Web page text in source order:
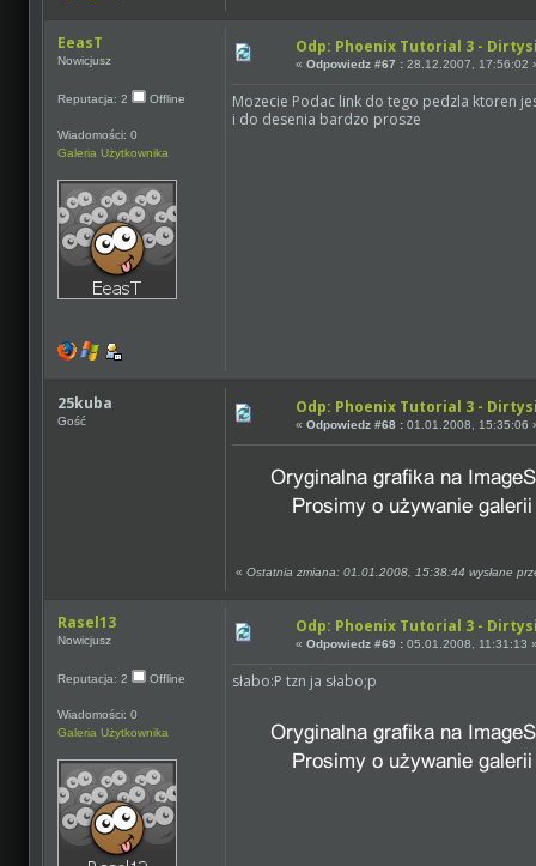
EeasT
Nowicjusz
Reputacja: 2 Offline
Wiadomości: 0
Galeria Użytkownika
Odp: Phoenix Tutorial 3 -
«Odpowiedz #67 : 28.12.2007, 17:56:02
Mozecie Podac link do tego pedzla ktoren
i do desenia bardzo prosze
25kuba
Gość
Odp: Phoenix Tutorial 3 -
«Odpowiedz #68 : 01.01.2008, 15:35:06
«Ostatnia zmiana: 01.01.2008, 15:38:44 wysłane
Rasel13
Nowicjusz
Reputacja: 2 Offline
Wiadomości: 0
Galeria Użytkownika
Odp: Phoenix Tutorial 3 -
«Odpowiedz #69 : 05.01.2008, 11:31:13
słabo:P tzn ja słabo;p